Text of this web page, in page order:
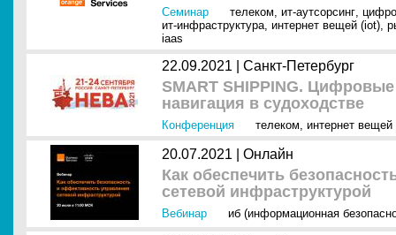
Семинар телеком, ит-аутсорсинг,
ит-инфраструктура, интернет вещей (iot),
iaas
22.09.2021 | Санкт-Петербург
SMART SHIPPING.
навигация в судоходстве
Конференция телеком, интернет вещей
20.07.2021 | Онлайн
Как обеспечить
сетевой инфраструктурой
Вебинар иб (информационная